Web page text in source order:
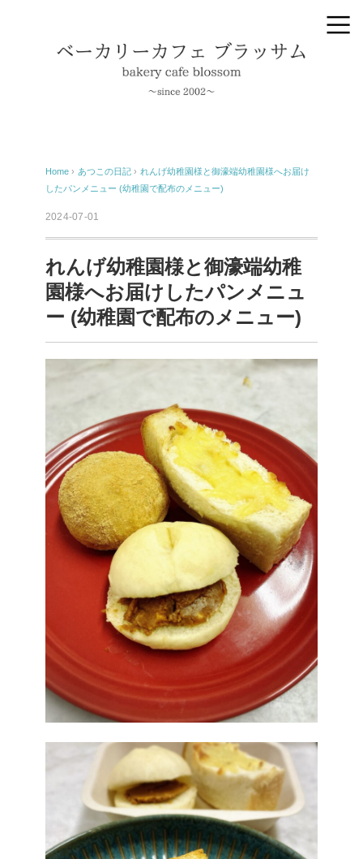
Home › あつこの日記 › れんげ幼稚園様と御濠端幼稚園様へお届け
したパンメニュー (幼稚園で配布のメニュー)
2024-07-01
れんげ幼稚園様と御濠端幼稚
園様へお届けしたパンメニュ
ー (幼稚園で配布のメニュー)